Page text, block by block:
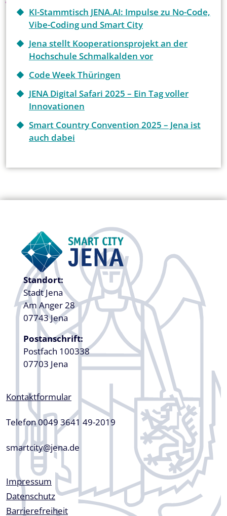
KI-Stammtisch JENA.AI: Impulse zu No-Code,
Vibe-Coding und Smart City
Jena stellt Kooperationsprojekt an der
Hochschule Schmalkalden vor
Code Week Thüringen
JENA Digital Safari 2025 – Ein Tag voller
Innovationen
Smart Country Convention 2025 – Jena ist
auch dabei
Standort:
Stadt Jena
Am Anger 28
07743 Jena
Postanschrift:
Postfach 100338
07703 Jena
Kontaktformular
Telefon 0049 3641 49-2019
smartcity@jena.de
Fußzeile
Impressum
Datenschutz
Barrierefreiheit